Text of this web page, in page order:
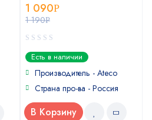
1 190Р
1 090Р
0
out
of
Есть в наличии
Производитель - Ateco
Страна про-ва - Россия
В Корзину